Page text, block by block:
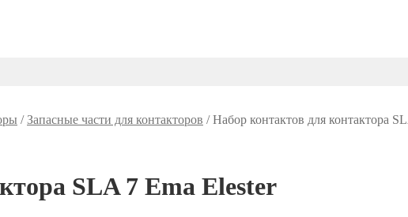
/Запасные части для контакторов /Набор контактов для контактора
SLA 7 Ema Elester